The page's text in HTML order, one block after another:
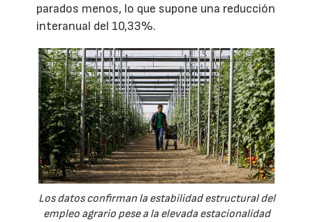
parados menos, lo que supone una reducción
interanual del 10,33%.
Los datos confirman la estabilidad estructural del
empleo agrario pese a la elevada estacionalidad